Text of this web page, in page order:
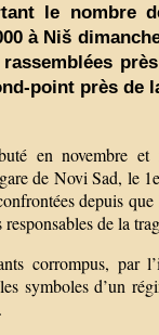
le nombre
à Niš
point près de
en novembre
de Novi Sad, le
depuis
de la
corrompus, par
symboles d’un